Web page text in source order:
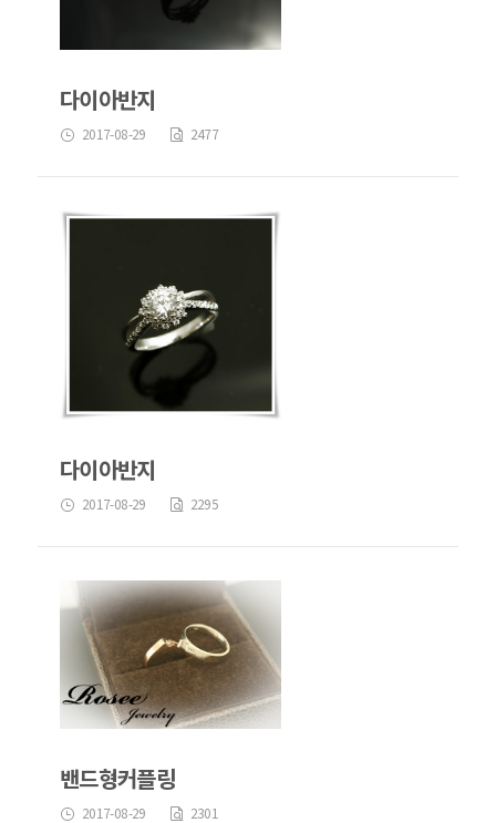
다이아반지
2017-08-29 2477
다이아반지
2017-08-29 2295
밴드형커플링
2017-08-29 2301